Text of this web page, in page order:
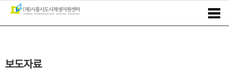
보도자료